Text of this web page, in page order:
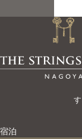
宿泊